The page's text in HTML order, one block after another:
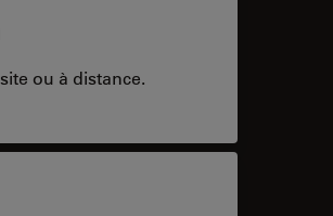
ou à distance.